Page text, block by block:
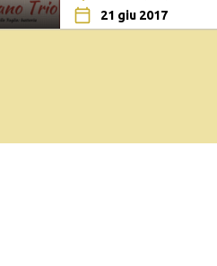
21 giu 2017